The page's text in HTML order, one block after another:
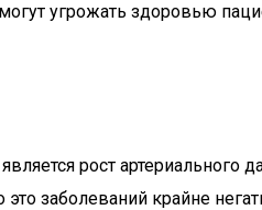
угрожать здоровью
рост артериального
заболеваний крайне